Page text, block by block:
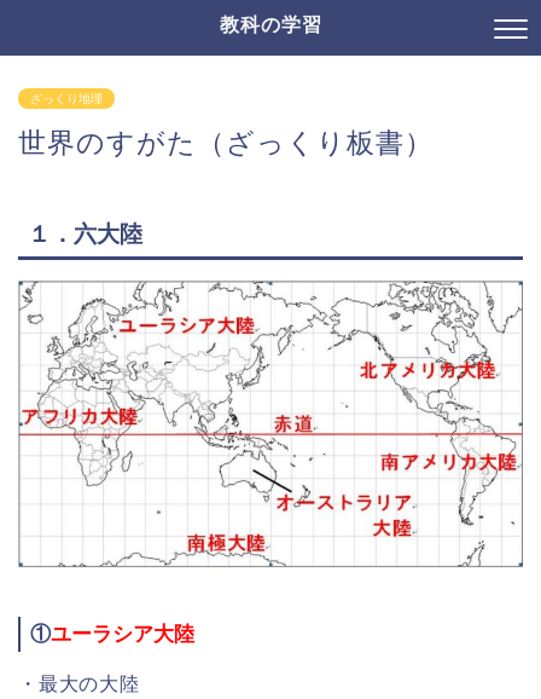
教科の学習
ざっくり地理
世界のすがた（ざっくり板書）
１．六大陸
①ユーラシア大陸
・最大の大陸